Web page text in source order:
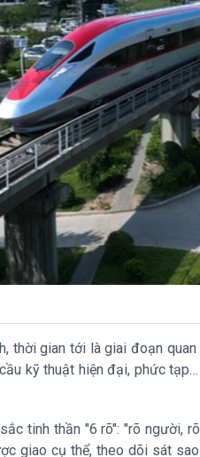
thời gian tới là giai đoạn
kỹ thuật hiện đại, phức
tinh thần "6 rõ": "rõ người,
giao cụ thể, theo dõi sát